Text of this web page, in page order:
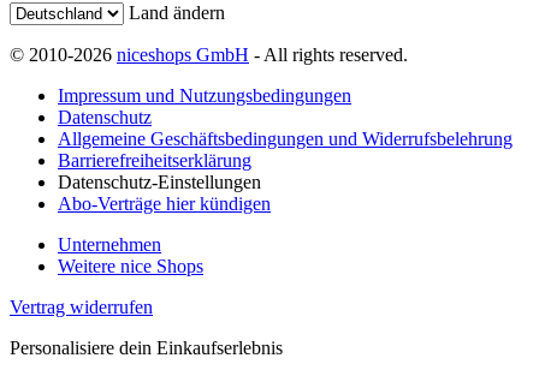
Land ändern
© 2010-2026 niceshops GmbH - All rights reserved.
Impressum und Nutzungsbedingungen
Datenschutz
Allgemeine Geschäftsbedingungen und Widerrufsbelehrung
Barrierefreiheitserklärung
Datenschutz-Einstellungen
Abo-Verträge hier kündigen
Unternehmen
Weitere nice Shops
Vertrag widerrufen
Personalisiere dein Einkaufserlebnis